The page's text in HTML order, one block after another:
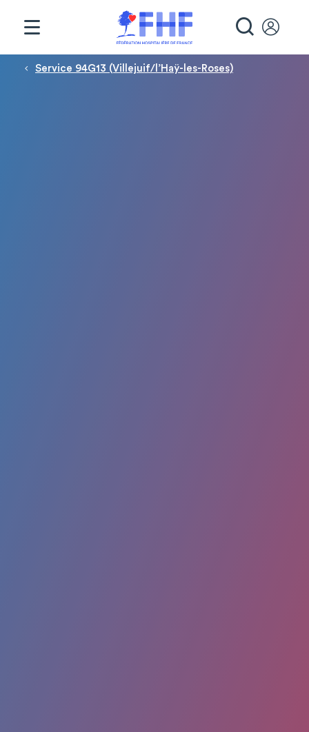
Fil d'Ariane
Service 94G13 (Villejuif/l’Haÿ-les-Roses)
Panneau de gestion des cookies